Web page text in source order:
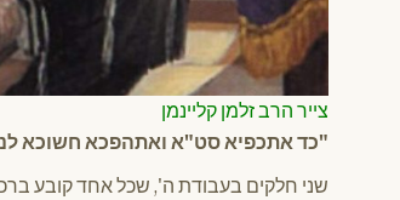
צייר הרב זלמן קליינמן
"כד אתכפיא סט"א ואתהפכא חשוכא
שני חלקים בעבודת ה', שכל אחד קובע